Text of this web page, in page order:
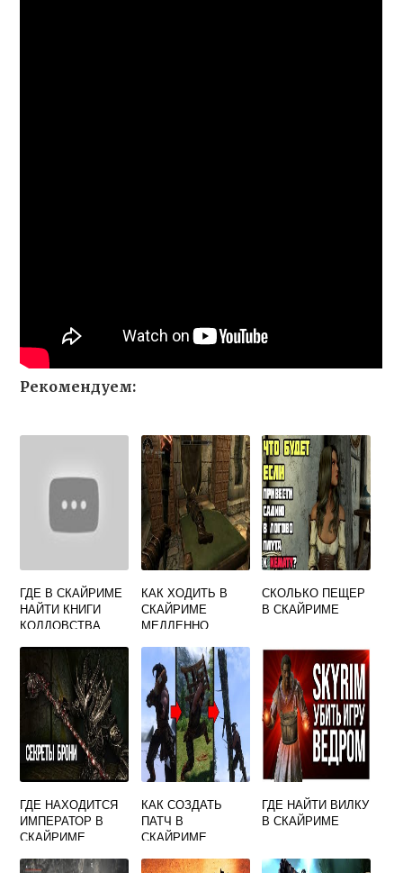
Рекомендуем:
ГДЕ В СКАЙРИМЕ
НАЙТИ КНИГИ
КОЛДОВСТВА
КАК ХОДИТЬ В
СКАЙРИМЕ
МЕДЛЕННО
СКОЛЬКО ПЕЩЕР
В СКАЙРИМЕ
ГДЕ НАХОДИТСЯ
ИМПЕРАТОР В
СКАЙРИМЕ
КАК СОЗДАТЬ
ПАТЧ В
СКАЙРИМЕ
ГДЕ НАЙТИ ВИЛКУ
В СКАЙРИМЕ